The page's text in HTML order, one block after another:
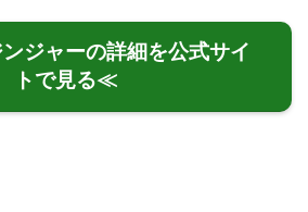
ジャーの詳細を公式サイ
トで見る≪